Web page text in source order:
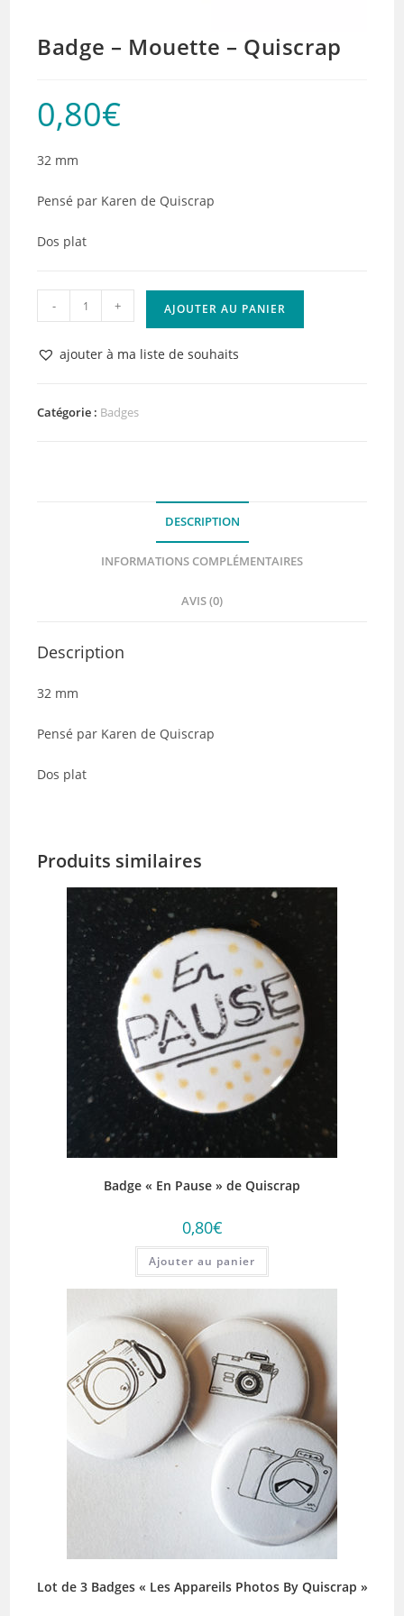
Badge – Mouette – Quiscrap
0,80€
32 mm
Pensé par Karen de Quiscrap
Dos plat
quantité
de
Badge
-
- + AJOUTER AU PANIER
ajouter à ma liste de souhaits
Catégorie : Badges
DESCRIPTION
INFORMATIONS COMPLÉMENTAIRES
AVIS (0)
Description
32 mm
Pensé par Karen de Quiscrap
Dos plat
Produits similaires
Badge « En Pause » de Quiscrap
0,80€
Ajouter au panier
Lot de 3 Badges « Les Appareils Photos By Quiscrap »